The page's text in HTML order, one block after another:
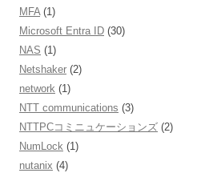
MFA(1)
Microsoft Entra ID (30)
NAS (1)
Netshaker (2)
network (1)
NTT communications (3)
NTTPCコミニュケーションズ (2)
NumLock (1)
nutanix (4)